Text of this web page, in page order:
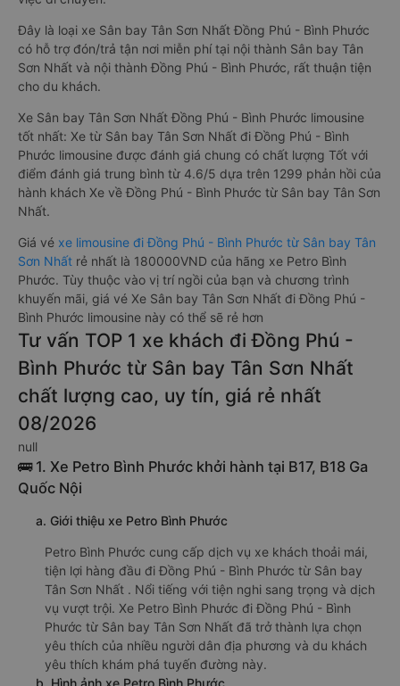
Đây là loại xe Sân bay Tân Sơn Nhất Đồng Phú - Bình Phước
có hỗ trợ đón/trả tận nơi miễn phí tại nội thành Sân bay Tân
Sơn Nhất và nội thành Đồng Phú - Bình Phước, rất thuận tiện
cho du khách.
Xe Sân bay Tân Sơn Nhất Đồng Phú - Bình Phước limousine
tốt nhất: Xe từ Sân bay Tân Sơn Nhất đi Đồng Phú - Bình
Phước limousine được đánh giá chung có chất lượng Tốt với
điểm đánh giá trung bình từ 4.6/5 dựa trên 1299 phản hồi của
hành khách Xe về Đồng Phú - Bình Phước từ Sân bay Tân Sơn
Nhất.
Giá vé xe limousine đi Đồng Phú - Bình Phước từ Sân bay Tân
Sơn Nhất rẻ nhất là 180000VND của hãng xe Petro Bình
Phước. Tùy thuộc vào vị trí ngồi của bạn và chương trình
khuyến mãi, giá vé Xe Sân bay Tân Sơn Nhất đi Đồng Phú -
Bình Phước limousine này có thể sẽ rẻ hơn
Tư vấn TOP 1 xe khách đi Đồng Phú -
Bình Phước từ Sân bay Tân Sơn Nhất
chất lượng cao, uy tín, giá rẻ nhất
08/2026
null
🚌 1. Xe Petro Bình Phước khởi hành tại B17, B18 Ga
Quốc Nội
a. Giới thiệu xe Petro Bình Phước
Petro Bình Phước cung cấp dịch vụ xe khách thoải mái,
tiện lợi hàng đầu đi Đồng Phú - Bình Phước từ Sân bay
Tân Sơn Nhất . Nổi tiếng với tiện nghi sang trọng và dịch
vụ vượt trội. Xe Petro Bình Phước đi Đồng Phú - Bình
Phước từ Sân bay Tân Sơn Nhất đã trở thành lựa chọn
yêu thích của nhiều người dân địa phương và du khách
yêu thích khám phá tuyến đường này.
b. Hình ảnh xe Petro Bình Phước